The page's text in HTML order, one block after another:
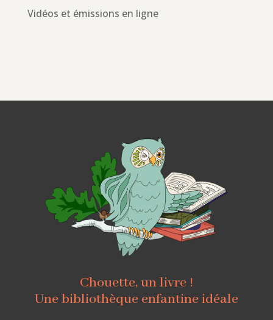
Vidéos et émissions en ligne
Chouette, un livre !
Une bibliothèque enfantine idéale